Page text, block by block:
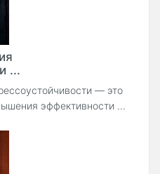
...
— это
эффективности ...